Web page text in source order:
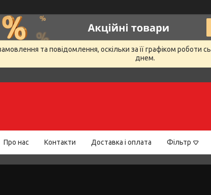
та повідомлення, оскільки за її графіком
днем.
Про нас Контакти Доставка і оплата Фільтр